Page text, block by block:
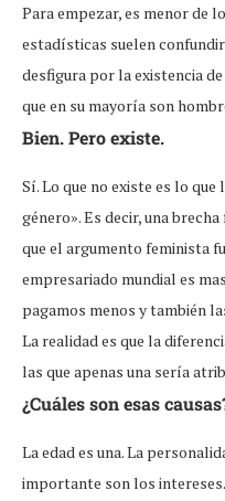
Para empezar, es menor de
estadísticas suelen confundir
desfigura por la existencia
que en su mayoría son
Bien. Pero existe.
Sí. Lo que no existe es lo
género». Es decir, una
que el argumento feminista
empresariado mundial es
pagamos menos y también
La realidad es que la
las que apenas una sería
¿Cuáles son esas
La edad es una. La
importante son los